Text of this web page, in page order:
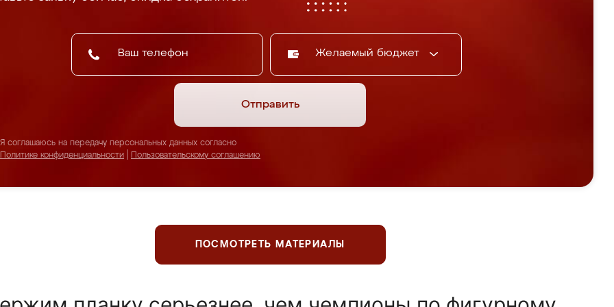
Желаемый бюджет
Отправить
Я соглашаюсь на передачу персональных данных согласно
Политике конфиденциальности
Пользовательскому соглашению
ПОСМОТРЕТЬ МАТЕРИАЛЫ